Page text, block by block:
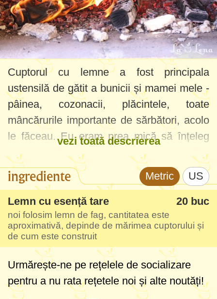
Cuptorul cu lemne a fost principala
ustensilă de gătit a bunicii și mamei mele -
pâinea, cozonacii, plăcintele, toate
mâncărurile importante de sărbători, acolo
le făceau. Eu eram prea mică să înțeleg
toate detaliile acestui proces, dar de când
avem cuptorul cu lemne de la căsuța de
vacanță a trebuit să învăț. Principalul
sfătuitor a fost tatăl meu, care încă mai ține
minte cum făceau ei focul în cuptorul
nostru cel mare, de acasă.
Astfel, după 2 ani de teste și lucru la
cuptorul mic cu lemne, pot să vă sfătuiesc
și să vă arăt cum îl folosim noi și ne
vezi toată descrierea
ingrediente Metric US
Lemn cu esență tare 20 buc
noi folosim lemn de fag, cantitatea este
aproximativă, depinde de mărimea cuptorului și
de cum este construit
Urmărește-ne pe rețelele de socializare
pentru a nu rata rețetele noi și alte noutăți!